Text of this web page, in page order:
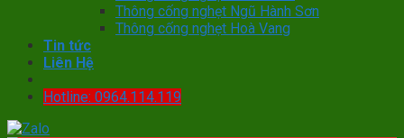
Thông cống nghẹt Ngũ Hành Sơn
Thông cống nghẹt Hoà Vang
Tin tức
Liên Hệ
Hotline: 0964.114.119